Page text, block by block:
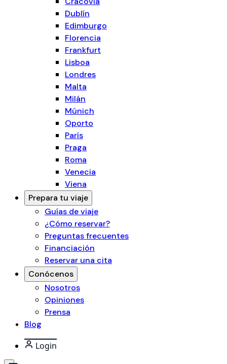
Dublín
Edimburgo
Florencia
Frankfurt
Lisboa
Londres
Malta
Milán
Múnich
Oporto
París
Praga
Roma
Venecia
Viena
Prepara tu viaje
Guías de viaje
¿Cómo reservar?
Preguntas frecuentes
Financiación
Reservar una cita
Conócenos
Nosotros
Opiniones
Prensa
Blog
Login